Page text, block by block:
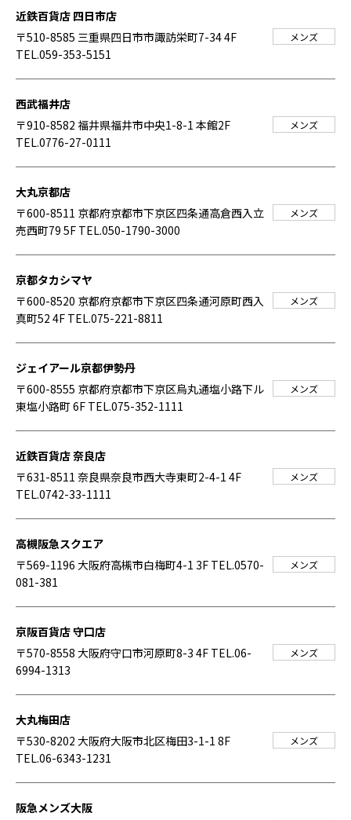
近鉄百貨店 四日市店
〒510-8585 三重県四日市市諏訪栄町7-34 4F
TEL.059-353-5151
メンズ
西武福井店
〒910-8582 福井県福井市中央1-8-1 本館2F
TEL.0776-27-0111
メンズ
大丸京都店
〒600-8511 京都府京都市下京区四条通高倉西入立
売西町79 5F TEL.050-1790-3000
メンズ
京都タカシマヤ
〒600-8520 京都府京都市下京区四条通河原町西入
真町52 4F TEL.075-221-8811
メンズ
ジェイアール京都伊勢丹
〒600-8555 京都府京都市下京区烏丸通塩小路下ル
東塩小路町 6F TEL.075-352-1111
メンズ
近鉄百貨店 奈良店
〒631-8511 奈良県奈良市西大寺東町2-4-1 4F
TEL.0742-33-1111
メンズ
高槻阪急スクエア
〒569-1196 大阪府高槻市白梅町4-1 3F TEL.0570-
081-381
メンズ
京阪百貨店 守口店
〒570-8558 大阪府守口市河原町8-3 4F TEL.06-
6994-1313
メンズ
大丸梅田店
〒530-8202 大阪府大阪市北区梅田3-1-1 8F
TEL.06-6343-1231
メンズ
阪急メンズ大阪